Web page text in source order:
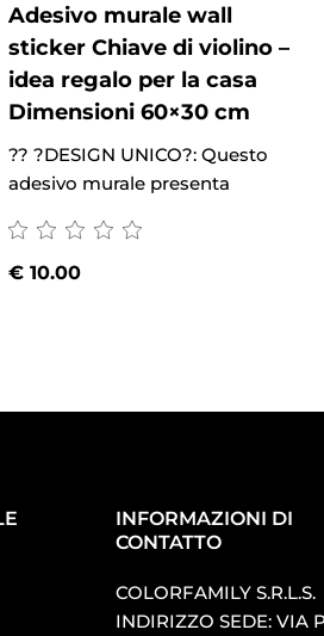
Adesivo murale wall
sticker Chiave di violino –
idea regalo per la casa
Dimensioni 60×30 cm
?? ?DESIGN UNICO?: Questo
adesivo murale presenta
€10.00
INFORMAZIONI DI
CONTATTO
COLORFAMILY S.R.L.S.
INDIRIZZO SEDE: VIA